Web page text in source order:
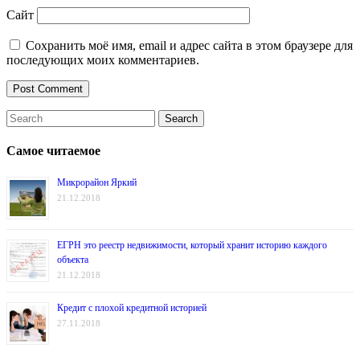
Сайт
Сохранить моё имя, email и адрес сайта в этом браузере для
последующих моих комментариев.
Самое читаемое
Микрорайон Яркий
21.12.2018
ЕГРН это реестр недвижимости, который хранит историю каждого
объекта
21.12.2018
Кредит с плохой кредитной историей
27.11.2018